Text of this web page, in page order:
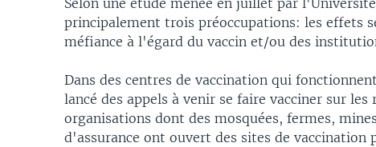
Selon une étude menée en juillet par
principalement trois préoccupations: les effets
méfiance à l'égard du vaccin et/ou des
Dans des centres de vaccination qui
lancé des appels à venir se faire vacciner sur
organisations dont des mosquées, fermes,
d'assurance ont ouvert des sites de vaccination